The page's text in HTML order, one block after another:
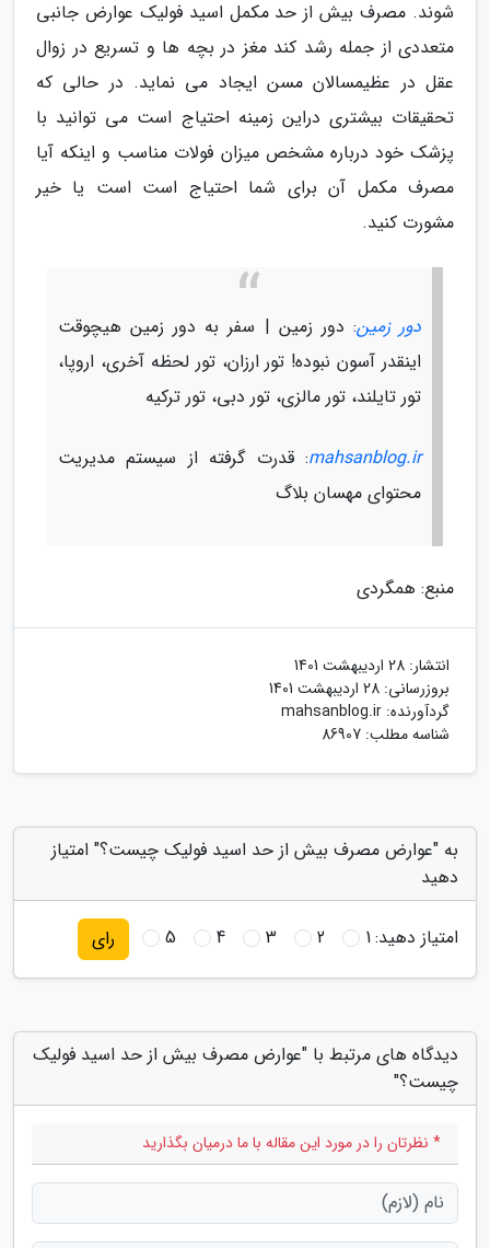
شوند. مصرف بیش از حد مکمل اسید فولیک عوارض جانبی
متعددی از جمله رشد کند مغز در بچه ها و تسریع در زوال
عقل در عظیمسالان مسن ایجاد می نماید. در حالی که
تحقیقات بیشتری دراین زمینه احتیاج است می توانید با
پزشک خود درباره مشخص میزان فولات مناسب و اینکه آیا
مصرف مکمل آن برای شما احتیاج است است یا خیر
مشورت کنید.
دور زمین: دور زمین | سفر به دور زمین هیچوقت
اینقدر آسون نبوده! تور ارزان، تور لحظه آخری، اروپا،
تور تایلند، تور مالزی، تور دبی، تور ترکیه
mahsanblog.ir: قدرت گرفته از سیستم مدیریت
محتوای مهسان بلاگ
منبع: همگردی
انتشار: 28 اردیبهشت 1401
بروزرسانی: 28 اردیبهشت 1401
گردآورنده: mahsanblog.ir
شناسه مطلب: 86907
به "عوارض مصرف بیش از حد اسید فولیک چیست؟" امتیاز
دهید
امتیاز دهید:1
2
3
4
5 رای
دیدگاه های مرتبط با "عوارض مصرف بیش از حد اسید فولیک
چیست؟"
* نظرتان را در مورد این مقاله با ما درمیان بگذارید